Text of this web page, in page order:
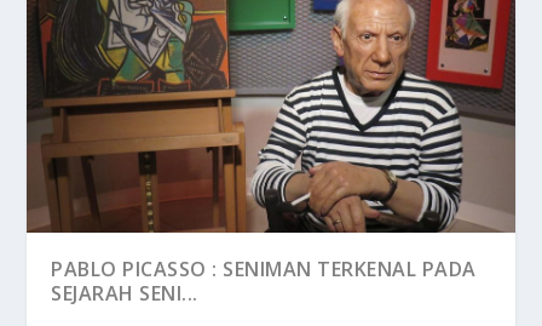
PABLO PICASSO : SENIMAN TERKENAL PADA
SEJARAH SENI...